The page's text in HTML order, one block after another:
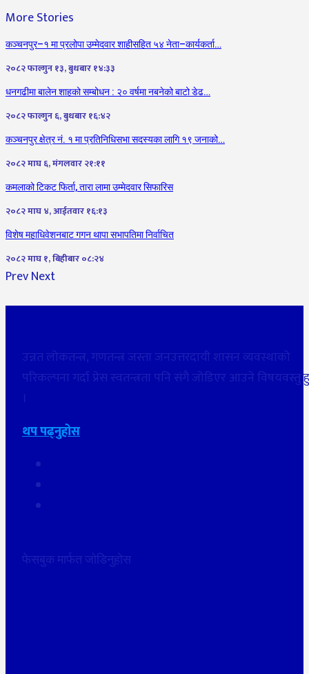
More Stories
कञ्चनपुर–१ मा प्रलोपा उम्मेदवार शाहीसहित ५४ नेता–कार्यकर्ता…
२०८२ फाल्गुन १३, बुधबार १४:३३
धनगढीमा बालेन शाहको सम्बोधन : २० वर्षमा नबनेको बाटो डेढ…
२०८२ फाल्गुन ६, बुधबार १६:४२
कञ्चनपुर क्षेत्र नं. १ मा प्रतिनिधिसभा सदस्यका लागि १९ जनाको…
२०८२ माघ ६, मंगलवार २१:११
कमलाको टिकट फिर्ता, तारा लामा उम्मेदवार सिफारिस
२०८२ माघ ४, आईतवार १६:१३
विशेष महाधिवेशनबाट गगन थापा सभापतिमा निर्वाचित
२०८२ माघ १, बिहीबार ०८:२४
PrevNext
उन्नत लोकतन्त्र, गणतन्त्र जस्ता जनउत्तरदायी शासन व्यवस्थाको
परिकल्पना गर्दा प्रेस स्वतन्त्रता पनि संगै जोडिएर आउने विषयवस्तु
।
थप पढ्नुहोस
फेसबुक मार्फत जोडिनुहोस